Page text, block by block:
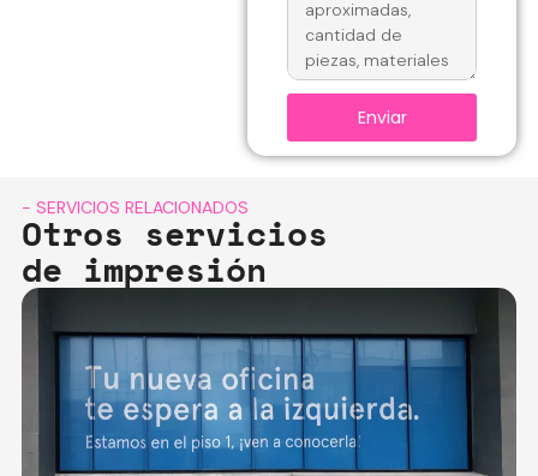
Enviar
- SERVICIOS RELACIONADOS
Otros servicios
de impresión